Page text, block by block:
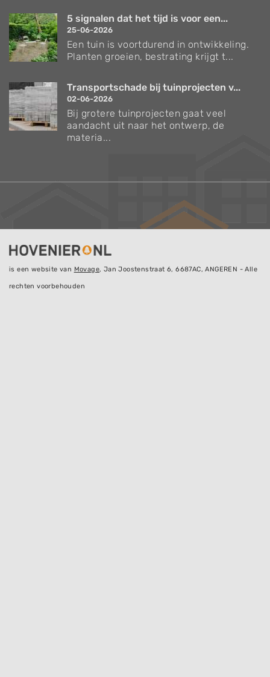
5 signalen dat het tijd is voor een...
25-06-2026
Een tuin is voortdurend in ontwikkeling.
Planten groeien, bestrating krijgt t...
Transportschade bij tuinprojecten v...
02-06-2026
Bij grotere tuinprojecten gaat veel
aandacht uit naar het ontwerp, de
materia...
is een website van Movage, Jan Joostenstraat 6, 6687AC, ANGEREN - Alle
rechten voorbehouden